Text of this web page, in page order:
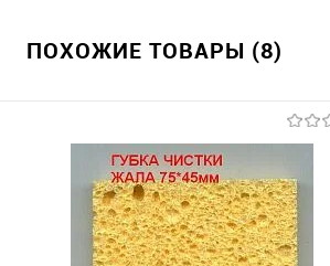
ПОХОЖИЕ ТОВАРЫ (8)